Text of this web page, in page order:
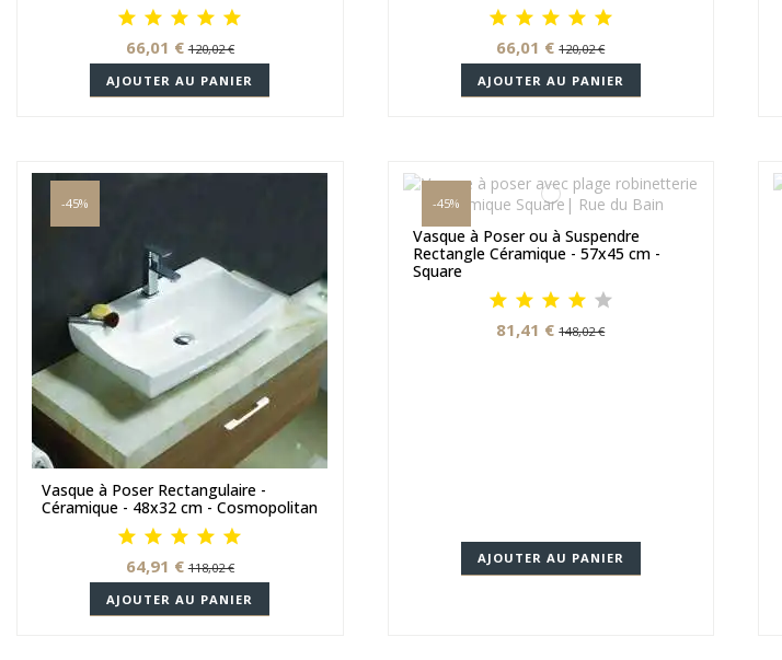
66,01 €120,02 €
AJOUTER AU PANIER
66,01 €120,02 €
AJOUTER AU PANIER
-45%
Vasque à Poser Rectangulaire -
Céramique - 48x32 cm - Cosmopolitan
64,91 €118,02 €
AJOUTER AU PANIER
-45%
Vasque à Poser ou à Suspendre
Rectangle Céramique - 57x45 cm -
Square
81,41 €148,02 €
AJOUTER AU PANIER